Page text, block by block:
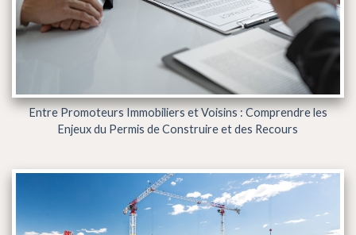
Entre Promoteurs Immobiliers et Voisins : Comprendre les
Enjeux du Permis de Construire et des Recours